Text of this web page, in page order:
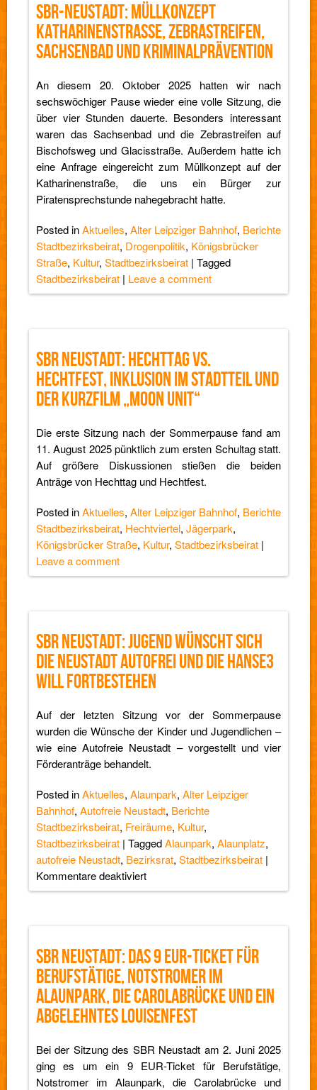
SBR-NEUSTADT: MÜLLKONZEPT
KATHARINENSTRASSE, ZEBRASTREIFEN, S
ACHSENBAD UND KRIMINALPRÄVENTION
An diesem 20. Oktober 2025 hatten wir nach
sechswöchiger Pause wieder eine volle Sitzung, die
über vier Stunden dauerte. Besonders interessant
waren das Sachsenbad und die Zebrastreifen auf
Bischofsweg und Glacisstraße. Außerdem hatte ich
eine Anfrage eingereicht zum Müllkonzept auf der
Katharinenstraße, die uns ein Bürger zur
Piratensprechstunde nahegebracht hatte.
Posted inAktuelles, Alter Leipziger Bahnhof, Berichte
Stadtbezirksbeirat, Drogenpolitik, Königsbrücker
Straße, Kultur, Stadtbezirksbeirat | Tagged
Stadtbezirksbeirat | Leave a comment
SBR NEUSTADT: HECHTTAG VS.
HECHTFEST, INKLUSION IM STADTTEIL UND
DER KURZFILM „MOON UNIT“
Die erste Sitzung nach der Sommerpause fand am
11. August 2025 pünktlich zum ersten Schultag statt.
Auf größere Diskussionen stießen die beiden
Anträge von Hechttag und Hechtfest.
Posted inAktuelles, Alter Leipziger Bahnhof, Berichte
Stadtbezirksbeirat, Hechtviertel, Jägerpark,
Königsbrücker Straße, Kultur, Stadtbezirksbeirat |
Leave a comment
SBR NEUSTADT: JUGEND WÜNSCHT SICH
DIE NEUSTADT AUTOFREI UND DIE HANSE3
WILL FORTBESTEHEN
Auf der letzten Sitzung vor der Sommerpause
wurden die Wünsche der Kinder und Jugendlichen –
wie eine Autofreie Neustadt – vorgestellt und vier
Förderanträge behandelt.
Posted inAktuelles, Alaunpark, Alter Leipziger
Bahnhof, Autofreie Neustadt, Berichte
Stadtbezirksbeirat, Freiräume, Kultur,
Stadtbezirksbeirat | TaggedAlaunpark, Alaunplatz,
autofreie Neustadt, Bezirksrat, Stadtbezirksbeirat |
Kommentare deaktiviertfür
SBR
sich
die
Neustadt
autofrei
und
Hanse3
will
fortbestehen
SBR NEUSTADT: DAS 9 EUR-TICKET FÜR
BERUFSTÄTIGE, NOTSTROMER IM
ALAUNPARK, DIE CAROLABRÜCKE UND EIN
ABGELEHNTES LOUISENFEST
Bei der Sitzung des SBR Neustadt am 2. Juni 2025
ging es um ein 9 EUR-Ticket für Berufstätige,
Notstromer im Alaunpark, die Carolabrücke und